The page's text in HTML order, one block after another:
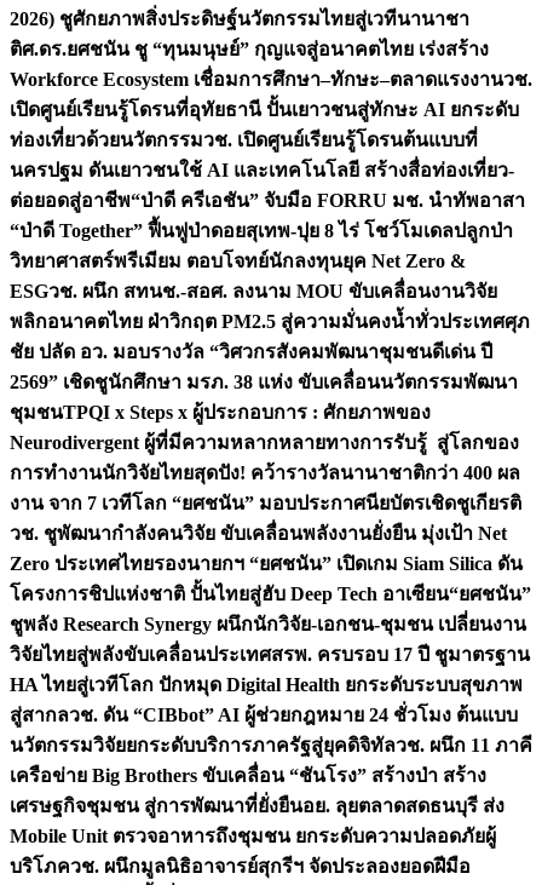
2026) ชูศักยภาพสิ่งประดิษฐ์นวัตกรรมไทยสู่เวทีนานาชา
ติศ.ดร.ยศชนัน ชู “ทุนมนุษย์” กุญแจสู่อนาคตไทย เร่งสร้าง
Workforce Ecosystem เชื่อมการศึกษา–ทักษะ–ตลาดแรงงานวช.
เปิดศูนย์เรียนรู้โดรนที่อุทัยธานี ปั้นเยาวชนสู่ทักษะ AI ยกระดับ
ท่องเที่ยวด้วยนวัตกรรมวช. เปิดศูนย์เรียนรู้โดรนต้นแบบที่
นครปฐม ดันเยาวชนใช้ AI และเทคโนโลยี สร้างสื่อท่องเที่ยว-
ต่อยอดสู่อาชีพ“ป่าดี ครีเอชัน” จับมือ FORRU มช. นำทัพอาสา
“ป่าดี Together” ฟื้นฟูป่าดอยสุเทพ-ปุย 8 ไร่ โชว์โมเดลปลูกป่า
วิทยาศาสตร์พรีเมียม ตอบโจทย์นักลงทุนยุค Net Zero &
ESGวช. ผนึก สทนช.-สอศ. ลงนาม MOU ขับเคลื่อนงานวิจัย
พลิกอนาคตไทย ฝ่าวิกฤต PM2.5 สู่ความมั่นคงน้ำทั่วประเทศศุภ
ชัย ปลัด อว. มอบรางวัล “วิศวกรสังคมพัฒนาชุมชนดีเด่น ปี
2569” เชิดชูนักศึกษา มรภ. 38 แห่ง ขับเคลื่อนนวัตกรรมพัฒนา
ชุมชนTPQI x Steps x ผู้ประกอบการ : ศักยภาพของ
Neurodivergent ผู้ที่มีความหลากหลายทางการรับรู้ สู่โลกของ
การทำงานนักวิจัยไทยสุดปัง! คว้ารางวัลนานาชาติกว่า 400 ผล
งาน จาก 7 เวทีโลก “ยศชนัน” มอบประกาศนียบัตรเชิดชูเกียรติ
วช. ชูพัฒนากำลังคนวิจัย ขับเคลื่อนพลังงานยั่งยืน มุ่งเป้า Net
Zero ประเทศไทยรองนายกฯ “ยศชนัน” เปิดเกม Siam Silica ดัน
โครงการชิปแห่งชาติ ปั้นไทยสู่ฮับ Deep Tech อาเซียน“ยศชนัน”
ชูพลัง Research Synergy ผนึกนักวิจัย-เอกชน-ชุมชน เปลี่ยนงาน
วิจัยไทยสู่พลังขับเคลื่อนประเทศสรพ. ครบรอบ 17 ปี ชูมาตรฐาน
HA ไทยสู่เวทีโลก ปักหมุด Digital Health ยกระดับระบบสุขภาพ
สู่สากลวช. ดัน “CIBbot” AI ผู้ช่วยกฎหมาย 24 ชั่วโมง ต้นแบบ
นวัตกรรมวิจัยยกระดับบริการภาครัฐสู่ยุคดิจิทัลวช. ผนึก 11 ภาคี
เครือข่าย Big Brothers ขับเคลื่อน “ชันโรง” สร้างป่า สร้าง
เศรษฐกิจชุมชน สู่การพัฒนาที่ยั่งยืนอย. ลุยตลาดสดธนบุรี ส่ง
Mobile Unit ตรวจอาหารถึงชุมชน ยกระดับความปลอดภัยผู้
บริโภควช. ผนึกมูลนิธิอาจารย์สุกรีฯ จัดประลองยอดฝีมือ